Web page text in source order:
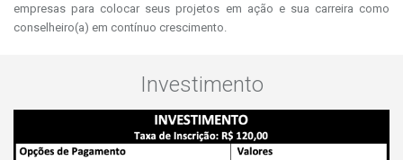
empresas para colocar seus projetos em ação e sua carreira como
conselheiro(a) em contínuo crescimento.
Investimento